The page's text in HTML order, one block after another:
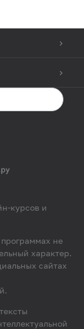
курсов и
не
характер.
сайтах